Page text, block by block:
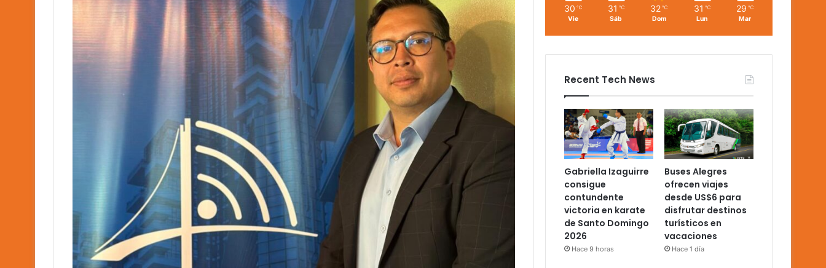
30 ℃
Vie
31 ℃
Sáb
32 ℃
Dom
31 ℃
Lun
29 ℃
Mar
Recent Tech News
Gabriella Izaguirre
consigue
contundente
victoria en karate
de Santo Domingo
2026
Hace 9 horas
Buses Alegres
ofrecen viajes
desde US$6 para
disfrutar destinos
turísticos en
vacaciones
Hace 1 día